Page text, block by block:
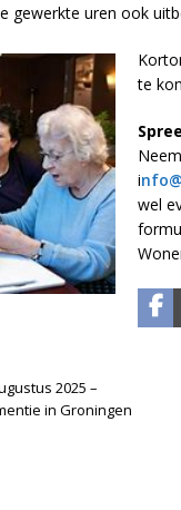
gewerkte uren ook
te
i
wel
2025 –
in Groningen